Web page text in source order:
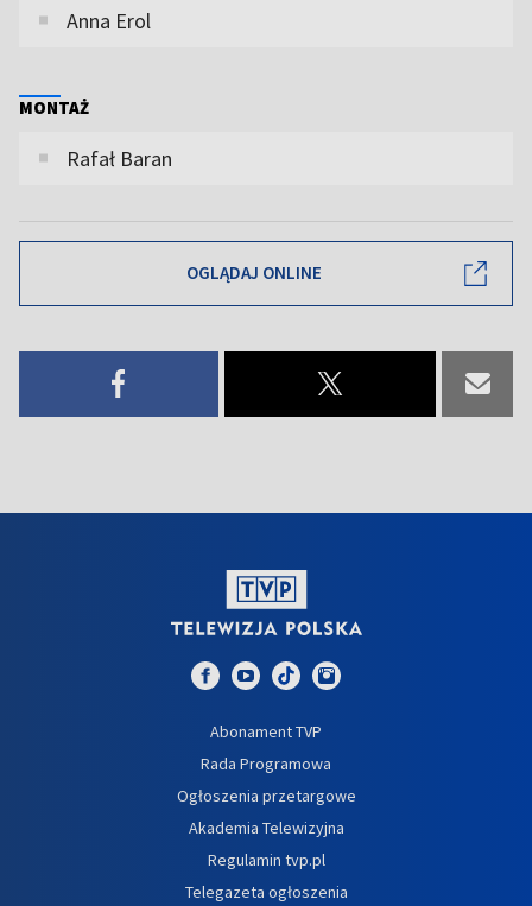
Anna Erol
MONTAŻ
Rafał Baran
OGLĄDAJ ONLINE
Abonament TVP
Rada Programowa
Ogłoszenia przetargowe
Akademia Telewizyjna
Regulamin tvp.pl
Telegazeta ogłoszenia